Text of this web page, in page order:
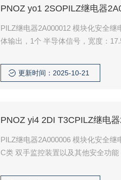
PNOZ yo1 2SOPILZ继电器
PILZ继电器2A000012 模块化安全
体输出，1个 半导体信号，宽度：
更新时间：2025-10-21
PNOZ yi4 2DI T3CPILZ继电
PILZ继电器2A000006 模块化安全
C类 双手监控装置以及其他安全功